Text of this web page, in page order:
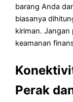
barang Anda
biasanya
kiriman. Jangan
keamanan
Perak